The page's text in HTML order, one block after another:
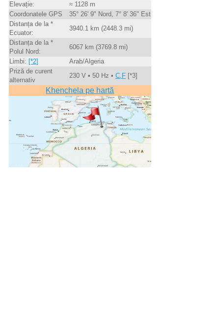
Elevație:
≈ 1128 m
Coordonatele GPS
35° 26' 9" Nord, 7° 8' 36" Est
Distanța de la *
Ecuator:
3940.1 km (2448.3 mi)
Distanța de la *
Polul Nord:
6067 km (3769.8 mi)
Limbi: [*2]
Arab/Algeria
Priză de curent
alternativ
230 V • 50 Hz • C,F[*3]
Khenchela pe hartă